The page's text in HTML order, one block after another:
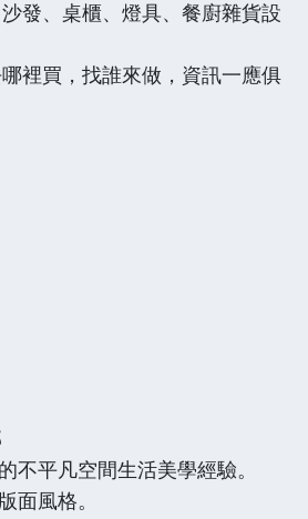
發、桌櫃、燈具、餐廚雜貨設
裡買，找誰來做，資訊一應俱
不平凡空間生活美學經驗。
面風格。